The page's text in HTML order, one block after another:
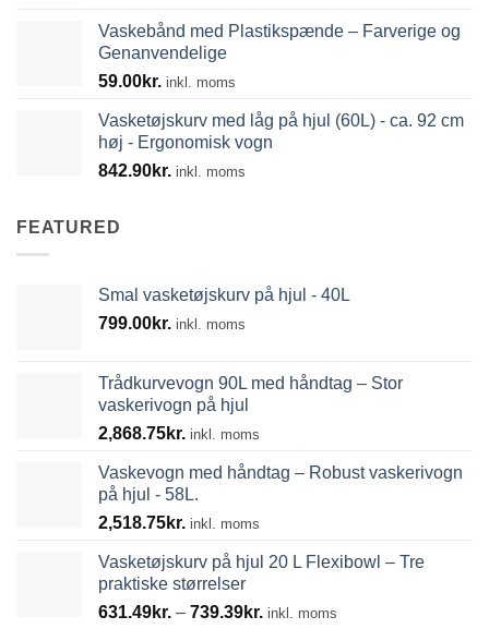
Vaskebånd med Plastikspænde – Farverige og
Genanvendelige
59.00kr. inkl. moms
Vasketøjskurv med låg på hjul (60L) - ca. 92 cm
høj - Ergonomisk vogn
842.90kr. inkl. moms
FEATURED
Smal vasketøjskurv på hjul - 40L
799.00kr. inkl. moms
Trådkurvevogn 90L med håndtag – Stor
vaskerivogn på hjul
2,868.75kr. inkl. moms
Vaskevogn med håndtag – Robust vaskerivogn
på hjul - 58L.
2,518.75kr. inkl. moms
Vasketøjskurv på hjul 20 L Flexibowl – Tre
praktiske størrelser
631.49kr. – 739.39kr. Prisinterval:
inkl. moms